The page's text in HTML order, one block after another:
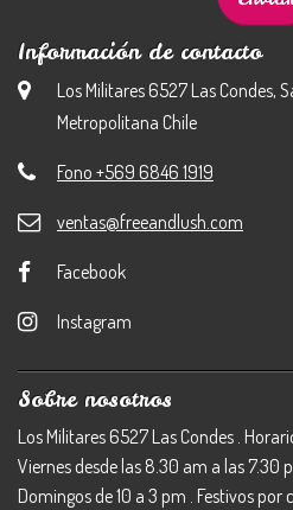
Información de contacto
Los Militares 6527 Las Condes,
Metropolitana Chile
Fono +569 6846 1919
ventas@freeandlush.com
Facebook
Instagram
Sobre nosotros
Los Militares 6527 Las Condes .
Viernes desde las 8.30 am a las 7.30
Domingos de 10 a 3 pm . Festivos